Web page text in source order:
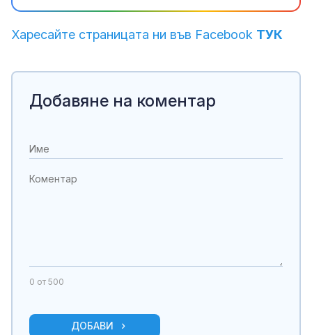
Харесайте страницата ни във Facebook ТУК
Добавяне на коментар
0 от 500
ДОБАВИ